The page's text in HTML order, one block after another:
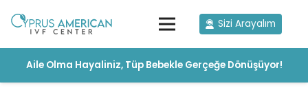
Sizi Arayalım
Aile Olma Hayaliniz, Tüp Bebekle Gerçeğe Dönüşüyor!